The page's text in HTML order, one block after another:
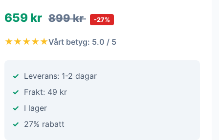
659 kr 899 kr -27%
★★★★★Vårt betyg: 5.0 / 5
Leverans: 1-2 dagar
Frakt: 49 kr
I lager
27% rabatt